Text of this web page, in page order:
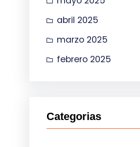
abril 2025
marzo 2025
febrero 2025
Categorias